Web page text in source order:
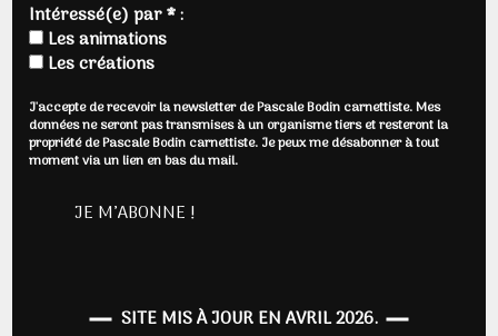
Intéressé(e) par * :
Les animations
Les créations
J'accepte de recevoir la newsletter de Pascale Bodin carnettiste. Mes
données ne seront pas transmises à un organisme tiers et resteront la
propriété de Pascale Bodin carnettiste. Je peux me désabonner à tout
moment via un lien en bas du mail.
SITE MIS À JOUR EN AVRIL 2026.